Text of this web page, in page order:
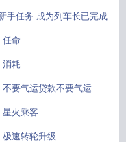
手任务 成为列车长已完成
任命
消耗
不要气运贷款不要气运贷
星火乘客
极速转轮升级